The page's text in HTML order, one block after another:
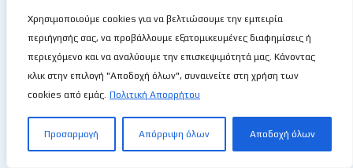
Χρησιμοποιούμε cookies για να βελτιώσουμε την εμπειρία
περιήγησής σας, να προβάλλουμε εξατομικευμένες διαφημίσεις ή
περιεχόμενο και να αναλύουμε την επισκεψιμότητά μας. Κάνοντας
κλικ στην επιλογή "Αποδοχή όλων", συναινείτε στη χρήση των
cookies από εμάς. Πολιτική Απορρήτου
Προσαρμογή Απόρριψη όλων Αποδοχή όλων
ΜΟΥΣΕΊΟ / ΜΝΗΜΕΊΟ🏛
ΜΟΥΣΙΚΉ
ΠΡΌΣΩΠΑ / ΣΥΝΕΝΤΕΎΞΕΙΣ🎙
ΠΡΌΣΩΠΑ
ΤΟ ΜΠΆΣΚΕΤ ΜΟΥ ΤΟ ΛΛΊΟΝ